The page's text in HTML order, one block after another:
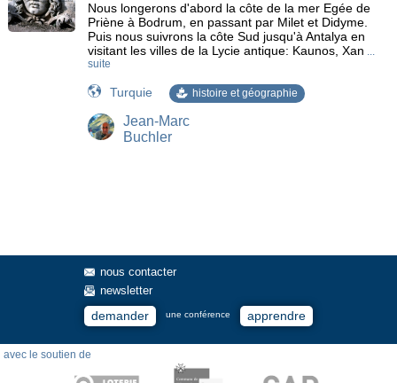
Nous longerons d'abord la côte de la mer Egée de
Priène à Bodrum, en passant par Milet et Didyme.
Puis nous suivrons la côte Sud jusqu'à Antalya en
visitant les villes de la Lycie antique: Kaunos, Xan
suite
Turquie histoire et géographie
Jean-Marc
Buchler
nous contacter
newsletter
demander une conférence apprendre
avec le soutien de